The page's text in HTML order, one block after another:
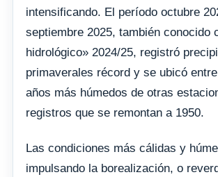
intensificando. El período octubre
septiembre 2025, también conocido
hidrológico» 2024/25, registró
primaverales récord y se ubicó
años más húmedos de otras
registros que se remontan a 1950.
Las condiciones más cálidas y
impulsando la borealización, o